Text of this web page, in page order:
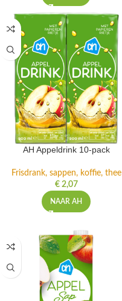
AH Appeldrink 10-pack
Frisdrank, sappen, koffie, thee
€2,07
NAAR AH